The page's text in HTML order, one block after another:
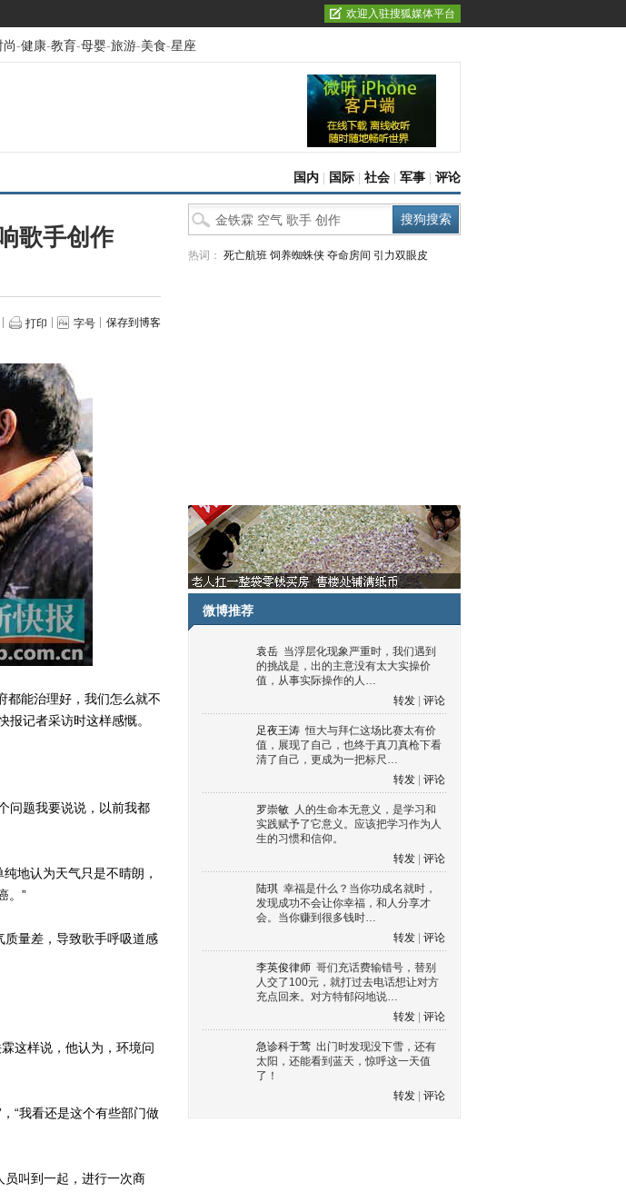
欢迎入驻搜狐媒体平台
尚-健康-教育-母婴-旅游-美食-星座
国内 国际 社会 军事 评论
歌手创作
打印 字号 保存到博客
能治理好，我们怎么就不
记者采访时这样感慨。
问题我要说说，以前我都
地认为天气只是不晴朗，
。”
量差，导致歌手呼吸道感
这样说，他认为，环境问
“我看还是这个有些部门做
叫到一起，进行一次商
热词： 死亡航班 饲养蜘蛛侠 夺命房间 引力双眼皮
微博推荐
袁岳 当浮层化现象严重时，我们遇到
的挑战是，出的主意没有太大实操价
值，从事实际操作的人…
转发
评论
足夜王涛 恒大与拜仁这场比赛太有价
值，展现了自己，也终于真刀真枪下看
清了自己，更成为一把标尺…
转发
评论
罗崇敏 人的生命本无意义，是学习和
实践赋予了它意义。应该把学习作为人
生的习惯和信仰。
转发
评论
陆琪 幸福是什么？当你功成名就时，
发现成功不会让你幸福，和人分享才
会。当你赚到很多钱时…
转发
评论
李英俊律师 哥们充话费输错号，替别
人交了100元，就打过去电话想让对方
充点回来。对方特郁闷地说…
转发
评论
急诊科于莺 出门时发现没下雪，还有
太阳，还能看到蓝天，惊呼这一天值
了！
转发
评论